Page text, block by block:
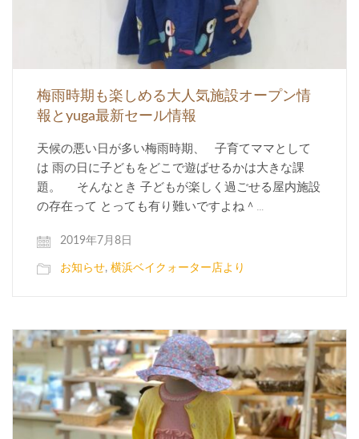
梅雨時期も楽しめる大人気施設オープン情
報とyuga最新セール情報
天候の悪い日が多い梅雨時期、 子育てママとして
は 雨の日に子どもをどこで遊ばせるかは大きな課
題。 そんなとき 子どもが楽しく過ごせる屋内施設
の存在って とっても有り難いですよね＾…
2019年7月8日
お知らせ, 横浜ベイクォーター店より